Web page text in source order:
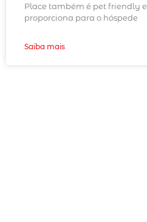
Place também é pet friendly e
proporciona para o hóspede
Saiba mais